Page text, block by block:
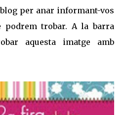
per anar informant-vos
trobar. A la barra
aquesta imatge amb